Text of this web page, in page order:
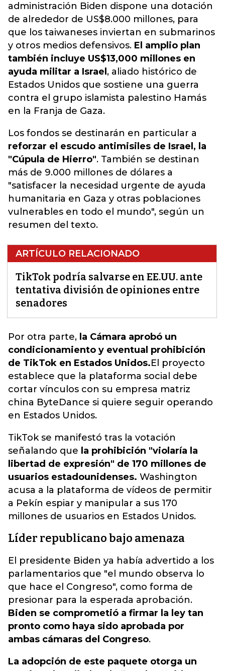
administración Biden dispone una dotación
de alrededor de US$8.000 millones, para
que los taiwaneses inviertan en submarinos
y otros medios defensivos. El amplio plan
también incluye US$13,000 millones en
ayuda militar a Israel , aliado histórico de
Estados Unidos que sostiene una guerra
contra el grupo islamista palestino Hamás
en la Franja de Gaza.
Los fondos se destinarán en particular a
reforzar el escudo antimisiles de Israel, la
"Cúpula de Hierro". También se destinan
más de 9.000 millones de dólares a
"satisfacer la necesidad urgente de ayuda
humanitaria en Gaza y otras poblaciones
vulnerables en todo el mundo", según un
resumen del texto.
ARTÍCULO RELACIONADO
TikTok podría salvarse en EE.UU. ante
tentativa división de opiniones entre
senadores
Por otra parte, la Cámara aprobó un
condicionamiento y eventual prohibición
de TikTok en Estados Unidos.El proyecto
establece que la plataforma social debe
cortar vínculos con su empresa matriz
china ByteDance si quiere seguir operando
en Estados Unidos.
TikTok se manifestó tras la votación
señalando que la prohibición "violaría la
libertad de expresión" de 170 millones de
usuarios estadounidenses. Washington
acusa a la plataforma de vídeos de permitir
a Pekín espiar y manipular a sus 170
millones de usuarios en Estados Unidos.
Líder republicano bajo amenaza
El presidente Biden ya había advertido a los
parlamentarios que "el mundo observa lo
que hace el Congreso", como forma de
presionar para la esperada aprobación.
Biden se comprometió a firmar la ley tan
pronto como haya sido aprobada por
ambas cámaras del Congreso.
La adopción de este paquete otorga un